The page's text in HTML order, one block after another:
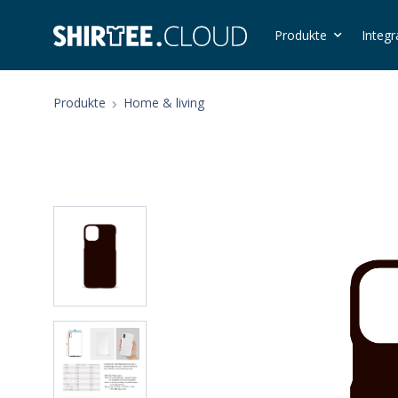
Produkte
Produkte Home & living